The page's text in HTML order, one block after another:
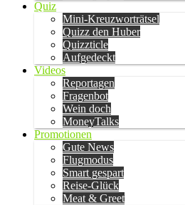
Quiz
Mini-Kreuzworträtsel
Quizz den Huber
Quizzticle
Aufgedeckt
Videos
Reportagen
Fragenbot
Wein doch
MoneyTalks
Promotionen
Gute News
Flugmodus
Smart gespart
Reise-Glück
Meat & Greet